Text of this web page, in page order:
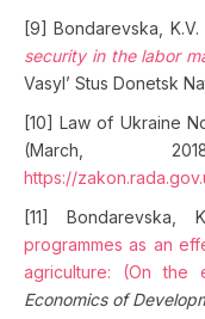
[9] Bondarevska, K.V.
security in the labor
Vasyl’ Stus Donetsk
[10] Law of Ukraine
(March,
https://
[11] Bondarevska,
programmes as an
agriculture: (On the
Economics of